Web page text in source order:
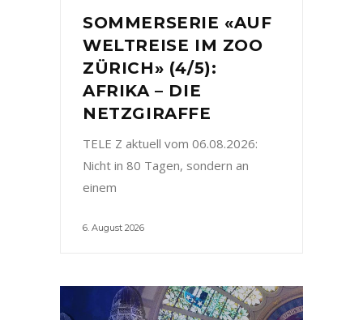
SOMMERSERIE «AUF
WELTREISE IM ZOO
ZÜRICH» (4/5):
AFRIKA – DIE
NETZGIRAFFE
TELE Z aktuell vom 06.08.2026:
Nicht in 80 Tagen, sondern an
einem
6. August 2026